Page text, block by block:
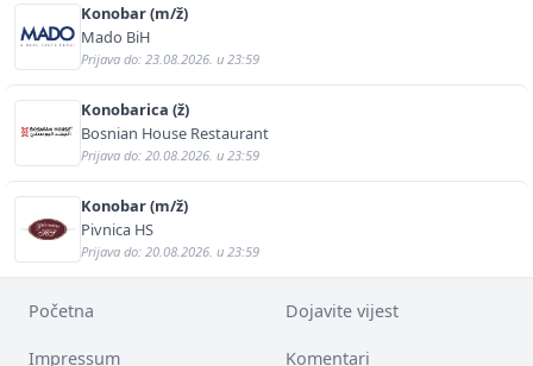
Konobar (m/ž)
Mado BiH
Prijava do: 23.08.2026. u 23:59
Konobarica (ž)
Bosnian House Restaurant
Prijava do: 20.08.2026. u 23:59
Konobar (m/ž)
Pivnica HS
Prijava do: 20.08.2026. u 23:59
Početna Dojavite vijest
Impressum Komentari